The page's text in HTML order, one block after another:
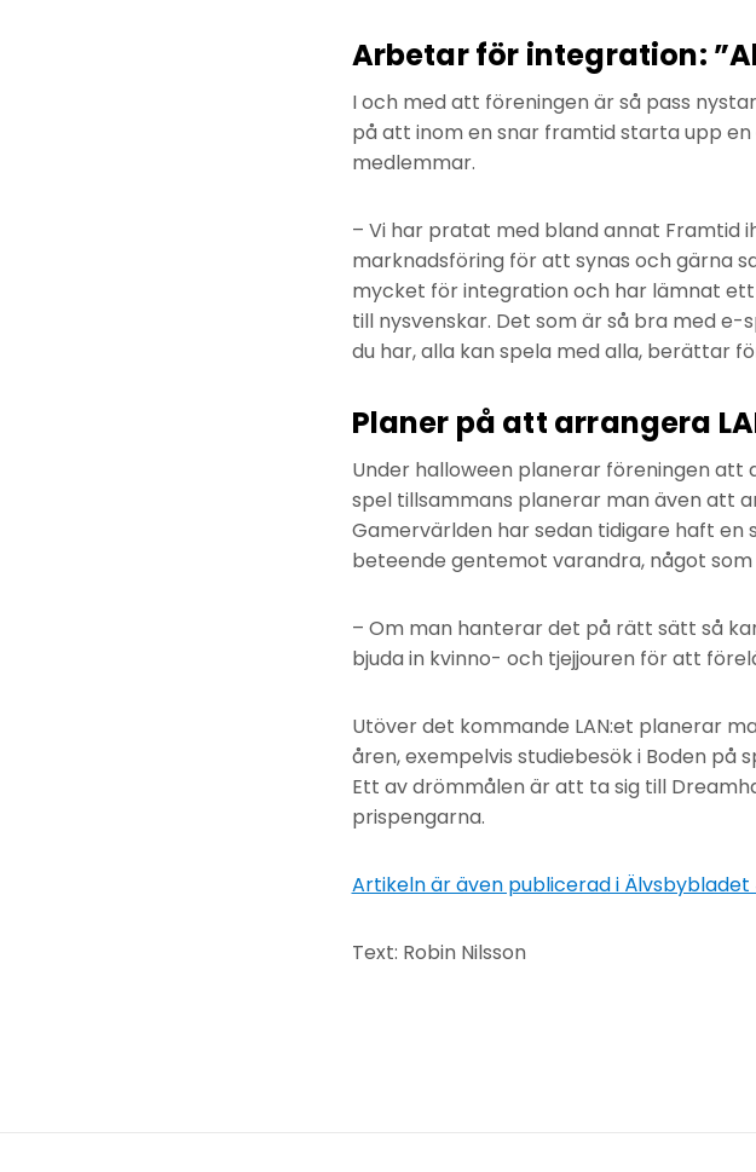
Arbetar för integration:
I och med att föreningen är så pass
på att inom en snar framtid starta upp
medlemmar.
– Vi har pratat med bland annat Framtid
marknadsföring för att synas och gärna
mycket för integration och har lämnat
till nysvenskar. Det som är så bra med
du har, alla kan spela med alla, berättar
Planer på att arrangera
Under halloween planerar föreningen
spel tillsammans planerar man även att
Gamervärlden har sedan tidigare haft
beteende gentemot varandra, något
– Om man hanterar det på rätt sätt så
bjuda in kvinno- och tjejjouren för att
Utöver det kommande LAN:et planerar
åren, exempelvis studiebesök i Boden
Ett av drömmålen är att ta sig till
prispengarna.
Artikeln är även publicerad i Älvsbybladet
Text: Robin Nilsson